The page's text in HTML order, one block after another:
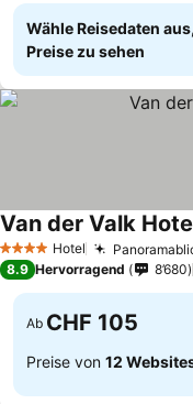
Wähle Reisedaten
Preise zu sehen
4 Sterne Hotel
Van der Valk
8.9 Hervorragend 8’680
Ab CHF 105
Preise von 12